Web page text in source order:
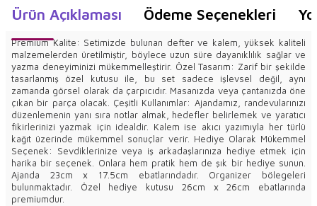
Ürün Açıklaması Ödeme Seçenekleri
Premium Kalite: Setimizde bulunan defter ve kalem, yüksek kaliteli
malzemelerden üretilmiştir, böylece uzun süre dayanıklılık sağlar ve
yazma deneyiminizi mükemmelleştirir. Özel Tasarım: Zarif bir şekilde
tasarlanmış özel kutusu ile, bu set sadece işlevsel değil, aynı
zamanda görsel olarak da çarpıcıdır. Masanızda veya çantanızda öne
çıkan bir parça olacak. Çeşitli Kullanımlar: Ajandamız, randevularınızı
düzenlemenin yanı sıra notlar almak, hedefler belirlemek ve yaratıcı
fikirlerinizi yazmak için idealdir. Kalem ise akıcı yazımıyla her türlü
kağıt üzerinde mükemmel sonuçlar verir. Hediye Olarak Mükemmel
Seçenek: Sevdiklerinize veya iş arkadaşlarınıza hediye etmek için
harika bir seçenek. Onlara hem pratik hem de şık bir hediye sunun.
Ajanda 23cm x 17.5cm ebatlarındadır. Organizer bölegeleri
bulunmaktadır. Özel hediye kutusu 26cm x 26cm ebatlarında
premiumdur.